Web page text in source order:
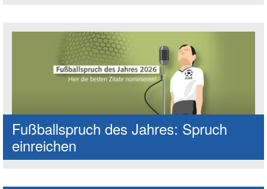
Fußballspruch des Jahres: Spruch
einreichen